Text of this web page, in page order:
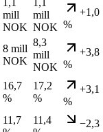
mill
NOK
mill
NOK
+1,0
%
8 mill
NOK
8,3
mill
NOK
+3,8
%
16,7
%
17,2
%
+3,1
%
11,7
11,4
−2,3